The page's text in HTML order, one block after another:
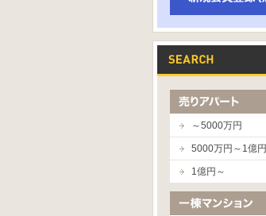
～5000万円
5000万円～1億円
1億円～